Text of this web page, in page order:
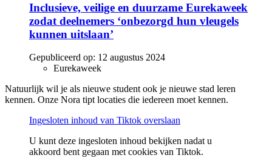
Inclusieve, veilige en duurzame Eurekaweek
zodat deelnemers ‘onbezorgd hun vleugels
kunnen uitslaan’
Gepubliceerd op: 12 augustus 2024
Eurekaweek
Natuurlijk wil je als nieuwe student ook je nieuwe stad leren
kennen. Onze Nora tipt locaties die iedereen moet kennen.
Ingesloten inhoud van Tiktok overslaan
U kunt deze ingesloten inhoud bekijken nadat u
akkoord bent gegaan met cookies van Tiktok.